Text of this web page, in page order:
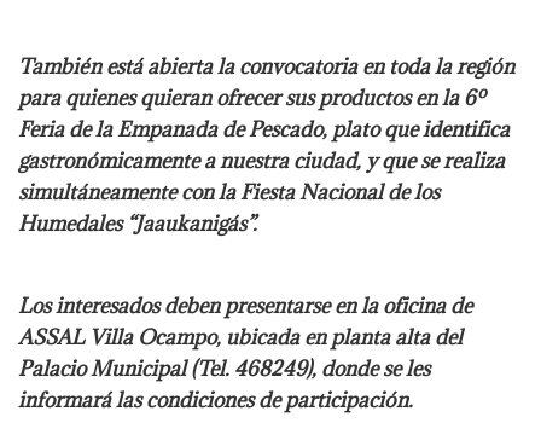
También está abierta la convocatoria en toda la región
para quienes quieran ofrecer sus productos en la 6º
Feria de la Empanada de Pescado, plato que identifica
gastronómicamente a nuestra ciudad, y que se realiza
simultáneamente con la Fiesta Nacional de los
Humedales “Jaaukanigás”.
Los interesados deben presentarse en la oficina de
ASSAL Villa Ocampo, ubicada en planta alta del
Palacio Municipal (Tel. 468249), donde se les
informará las condiciones de participación.